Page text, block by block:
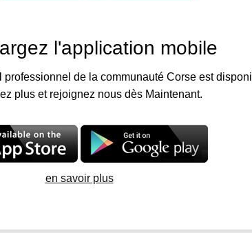
l'application mobile
de la communauté Corse est
plus et rejoignez nous dès Maintenant.
en savoir plus